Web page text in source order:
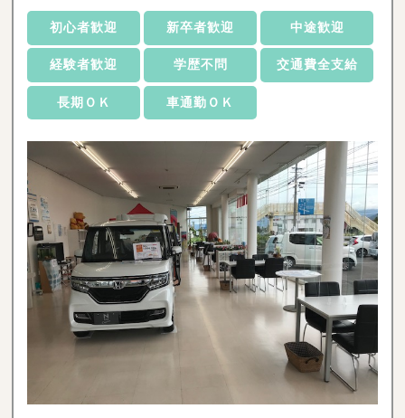
初心者歓迎 新卒者歓迎 中途歓迎
経験者歓迎 学歴不問 交通費全支給
長期ＯＫ 車通勤ＯＫ